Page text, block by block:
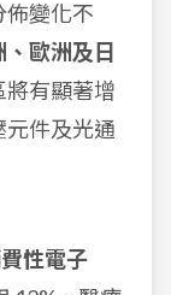
佈變化不
、歐洲及日
將有顯著增
件及光通
性電子